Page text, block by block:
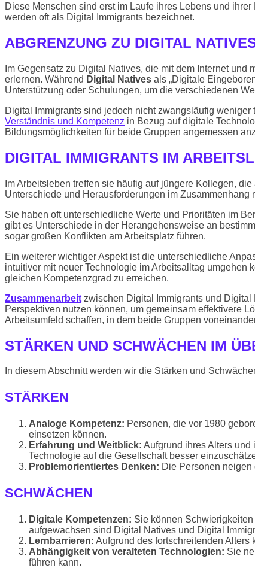
Diese Menschen sind erst im Laufe ihres Lebens und
werden oft als Digital Immigrants bezeichnet.
ABGRENZUNG ZU DIGITAL
Im Gegensatz zu Digital Natives, die mit dem Internet
erlernen. Während Digital Natives als „Digitale
Unterstützung oder Schulungen, um die verschiedenen
Digital Immigrants sind jedoch nicht zwangsläufig
Verständnis und Kompetenz in Bezug auf digitale
Bildungsmöglichkeiten für beide Gruppen angemessen
DIGITAL IMMIGRANTS IM
Im Arbeitsleben treffen sie häufig auf jüngere Kollegen,
Unterschiede und Herausforderungen im Zusammenhang
Sie haben oft unterschiedliche Werte und Prioritäten im
gibt es Unterschiede in der Herangehensweise an
sogar großen Konflikten am Arbeitsplatz führen.
Ein weiterer wichtiger Aspekt ist die unterschiedliche
intuitiver mit neuer Technologie im Arbeitsalltag
gleichen Kompetenzgrad zu erreichen.
Zusammenarbeit zwischen Digital Immigrants und
Perspektiven nutzen können, um gemeinsam effektivere
Arbeitsumfeld schaffen, in dem beide Gruppen
STÄRKEN UND SCHWÄCHEN IM
In diesem Abschnitt werden wir die Stärken und
STÄRKEN
Analoge Kompetenz: Personen, die vor 1980
einsetzen können.
Erfahrung und Weitblick: Aufgrund ihres Alters
Technologie auf die Gesellschaft besser
Problemorientiertes Denken: Die Personen
SCHWÄCHEN
Digitale Kompetenzen: Sie können
aufgewachsen sind Digital Natives und Digital
Lernbarrieren: Aufgrund des fortschreitenden
Abhängigkeit von veralteten Technologien: Sie
führen kann.